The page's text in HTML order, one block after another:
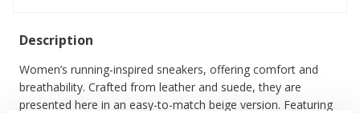
Description
Women’s running-inspired sneakers, offering comfort and
breathability. Crafted from leather and suede, they are
presented here in an easy-to-match beige version. Featuring